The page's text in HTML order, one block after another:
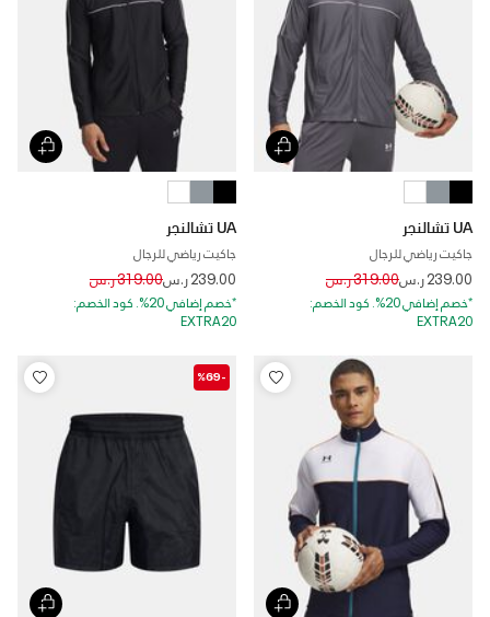
UA تشالنجر
جاكيت رياضي للرجال
239.00 ر.س Price reduced from
319.00 ر.س to
*خصم إضافي 20%. كود الخصم:
EXTRA20
UA تشالنجر
جاكيت رياضي للرجال
239.00 ر.س Price reduced from
319.00 ر.س to
*خصم إضافي 20%. كود الخصم:
EXTRA20
-%69